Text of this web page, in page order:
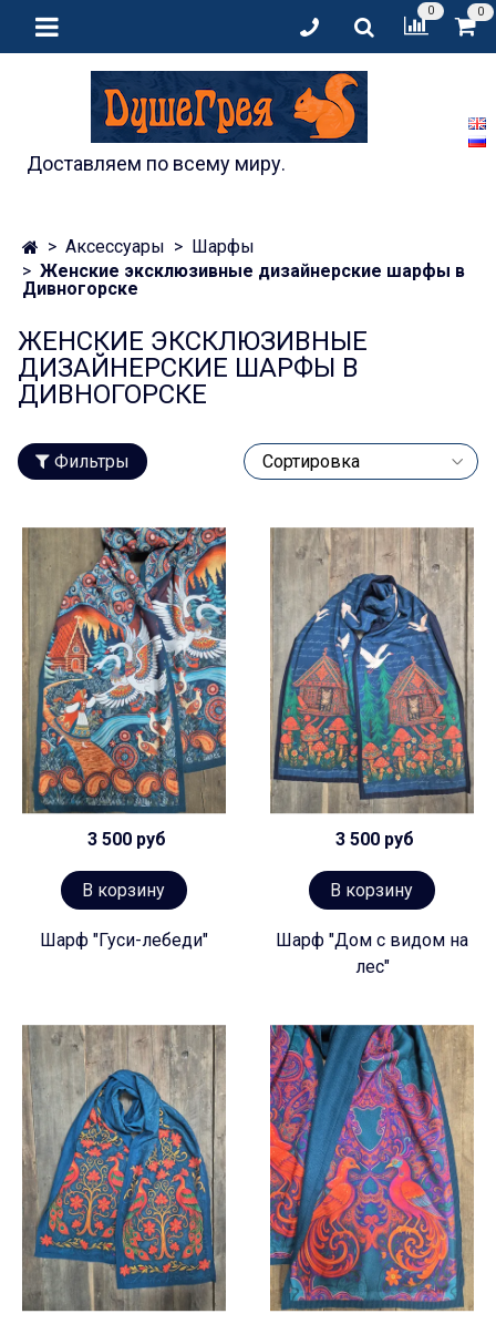
0 0
Доставляем по всему миру.
Аксессуары
Шарфы
Женские эксклюзивные дизайнерские шарфы в
Дивногорске
ЖЕНСКИЕ ЭКСКЛЮЗИВНЫЕ
ДИЗАЙНЕРСКИЕ ШАРФЫ В
ДИВНОГОРСКЕ
Фильтры
3 500 руб
В корзину
Шарф "Гуси-лебеди"
3 500 руб
В корзину
Шарф "Дом с видом на
лес"